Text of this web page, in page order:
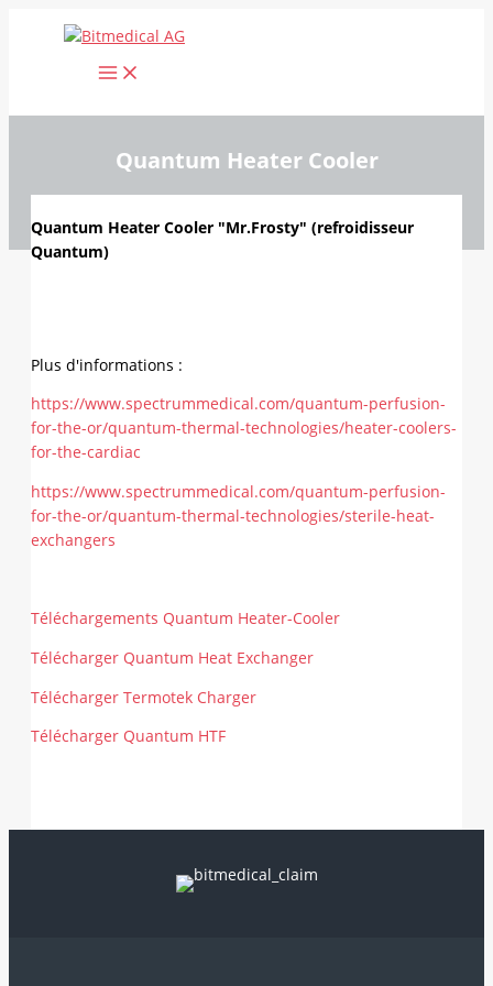
Quantum Heater Cooler
Quantum Heater Cooler "Mr.Frosty" (refroidisseur
Quantum)
Plus d'informations :
https://www.spectrummedical.com/quantum-perfusion-
for-the-or/quantum-thermal-technologies/heater-coolers-
for-the-cardiac
https://www.spectrummedical.com/quantum-perfusion-
for-the-or/quantum-thermal-technologies/sterile-heat-
exchangers
Téléchargements Quantum Heater-Cooler
Télécharger Quantum Heat Exchanger
Télécharger Termotek Charger
Télécharger Quantum HTF